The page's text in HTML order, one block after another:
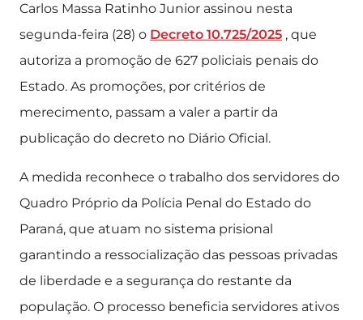
Carlos Massa Ratinho Junior assinou nesta
segunda-feira (28) o Decreto 10.725/2025 , que
autoriza a promoção de 627 policiais penais do
Estado. As promoções, por critérios de
merecimento, passam a valer a partir da
publicação do decreto no Diário Oficial.
A medida reconhece o trabalho dos servidores do
Quadro Próprio da Polícia Penal do Estado do
Paraná, que atuam no sistema prisional
garantindo a ressocialização das pessoas privadas
de liberdade e a segurança do restante da
população. O processo beneficia servidores ativos